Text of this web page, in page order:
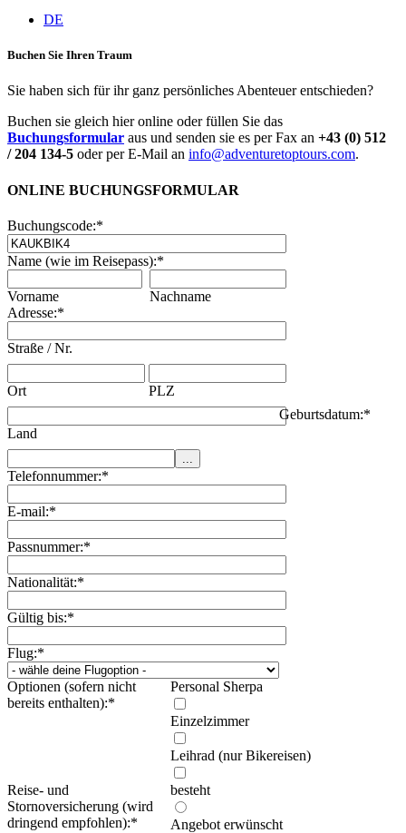
DE
Buchen Sie Ihren Traum
Sie haben sich für ihr ganz persönliches Abenteuer entschieden?
Buchen sie gleich hier online oder füllen Sie das
Buchungsformular aus und senden sie es per Fax an +43 (0) 512
/ 204 134-5 oder per E-Mail an info@adventuretoptours.com.
ONLINE BUCHUNGSFORMULAR
Buchungscode:*
Name (wie im Reisepass):*
Vorname
Nachname
Adresse:*
Straße / Nr.
Ort PLZ
Land
Geburtsdatum:*
Telefonnummer:*
E-mail:*
Passnummer:*
Nationalität:*
Gültig bis:*
Flug:*
Optionen (sofern nicht
bereits enthalten):*
Personal Sherpa
Einzelzimmer
Leihrad (nur Bikereisen)
Reise- und
Stornoversicherung (wird
dringend empfohlen):*
besteht
Angebot erwünscht